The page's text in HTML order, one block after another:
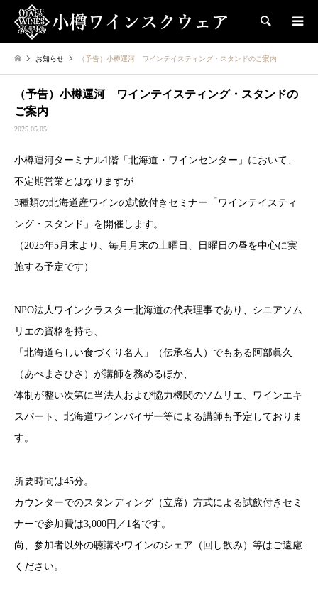
検索
お知らせ （予告）小樽運河 ワインテイスティング・スタンドのご案内
（予告）小樽運河 ワインテイスティング・スタンドの
ご案内
2025.05.05
小樽運河ターミナル1階「北海道・ワインセンター」において、
不定期営業とはなりますが
3種類の北海道産ワインの試飲付きセミナー「ワインテイスティ
ング・スタンド」を開催します。
（2025年5月末より、毎月月末の土曜日、日曜日の昼を中心に実
施する予定です）
NPO法人ワインクラスター北海道の代表理事であり、シニアソム
リエの資格を持ち、
「北海道らしい食づくり名人」（伝承名人）でもある阿部眞久
（あべまさひさ）が講師を務めるほか、
体制が整い次第に当法人および協力機関のソムリエ、ワインエキ
スパート、北海道ワインバイザー等による講師も予定しておりま
す。
所要時間は45分。
カウンターでのスタンディング（立席）方式による試飲付きセミ
ナーで参加費は3,000円／1名です。
尚、参加者以外の聴講やワインのシェア（回し飲み）等はご遠慮
ください。